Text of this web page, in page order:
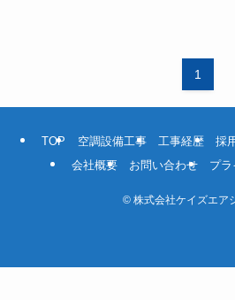
1
TOP 空調設備工事 工事経歴 採
会社概要
お問い合わせ プ
©株式会社ケイズエア